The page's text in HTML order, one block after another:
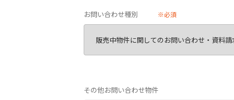
お問い合わせ種別 ※必須
その他お問い合わせ物件